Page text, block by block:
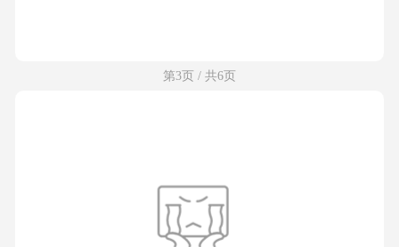
第3页 / 共6页